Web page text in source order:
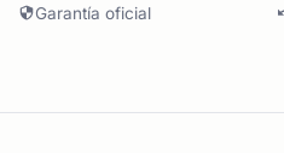
Garantía oficial